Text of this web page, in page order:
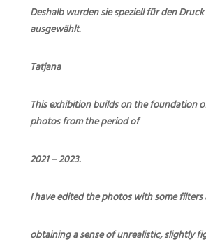
Deshalb wurden sie speziell für den
ausgewählt.
Tatjana
This exhibition builds on the foundation
photos from the period of
2021 – 2023.
I have edited the photos with some
obtaining a sense of unrealistic, slightly